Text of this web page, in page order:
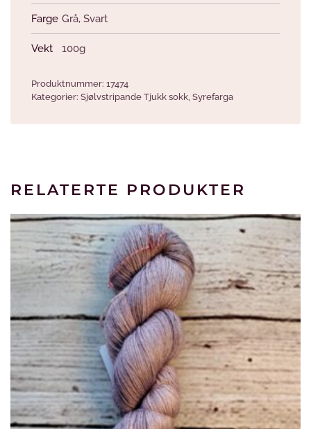
Farge Grå, Svart
Vekt 100g
Produktnummer: 17474
Kategorier: Sjølvstripande Tjukk sokk, Syrefarga
RELATERTE PRODUKTER